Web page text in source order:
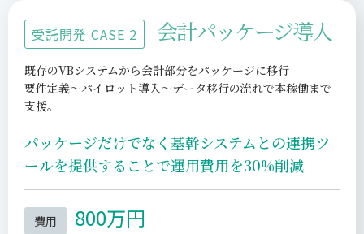
受託開発 CASE 2 会計パッケージ導入
既存のVBシステムから会計部分をパッケージに移行
要件定義～パイロット導入～データ移行の流れで本稼働まで
支援。
パッケージだけでなく基幹システムとの連携ツ
ールを提供することで運用費用を30%削減
費用 800万円